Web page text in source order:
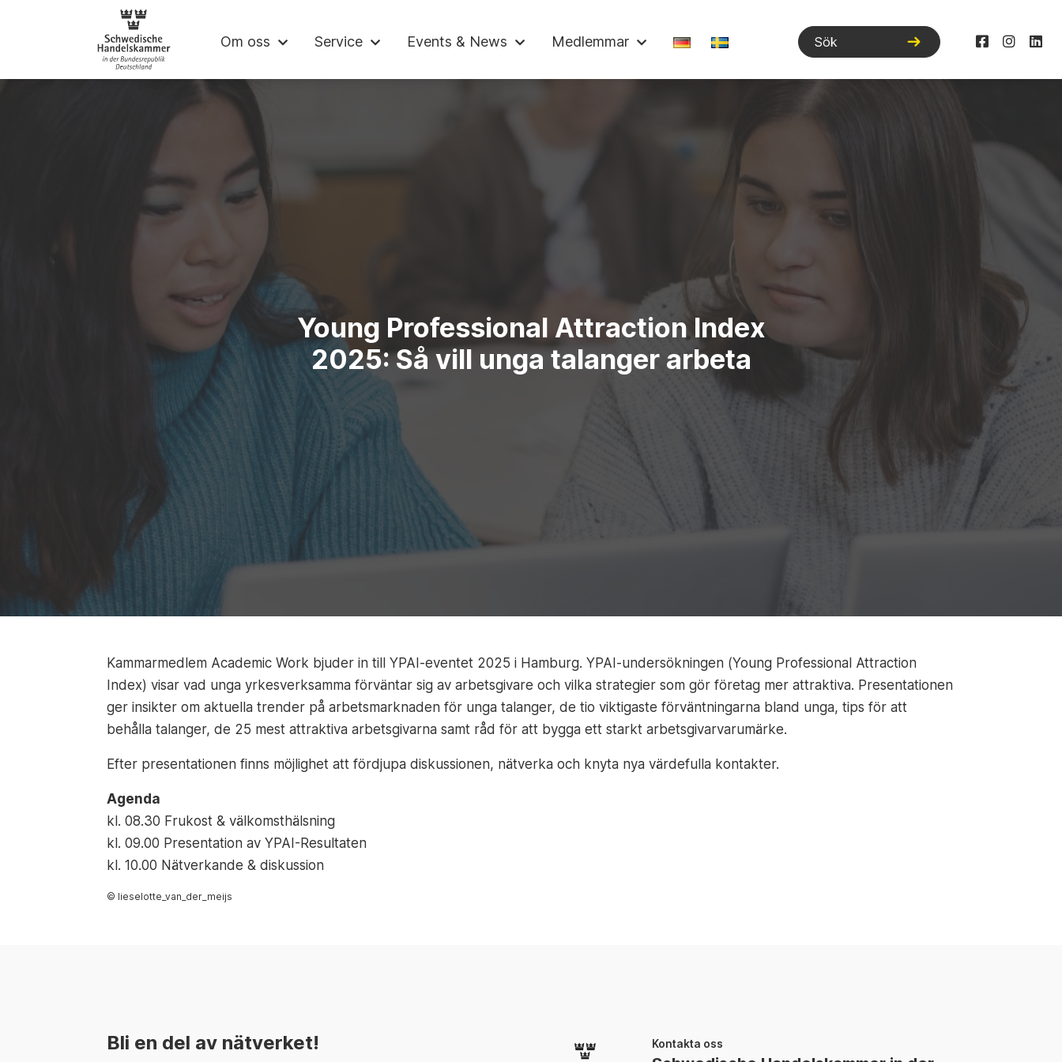
Svenska Handelskammaren
Om oss Service Events & News Medlemmar
Young Professional Attraction Index
2025: Så vill unga talanger arbeta
Kammarmedlem Academic Work bjuder in till YPAI-eventet 2025 i Hamburg. YPAI-undersökningen (Young Professional Attraction
Index) visar vad unga yrkesverksamma förväntar sig av arbetsgivare och vilka strategier som gör företag mer attraktiva. Presentationen
ger insikter om aktuella trender på arbetsmarknaden för unga talanger, de tio viktigaste förväntningarna bland unga, tips för att
behålla talanger, de 25 mest attraktiva arbetsgivarna samt råd för att bygga ett starkt arbetsgivarvarumärke.
Efter presentationen finns möjlighet att fördjupa diskussionen, nätverka och knyta nya värdefulla kontakter.
Agenda
kl. 08.30 Frukost & välkomsthälsning
kl. 09.00 Presentation av YPAI-Resultaten
kl. 10.00 Nätverkande & diskussion
© lieselotte_van_der_meijs
Bli en del av nätverket! Kontakta oss